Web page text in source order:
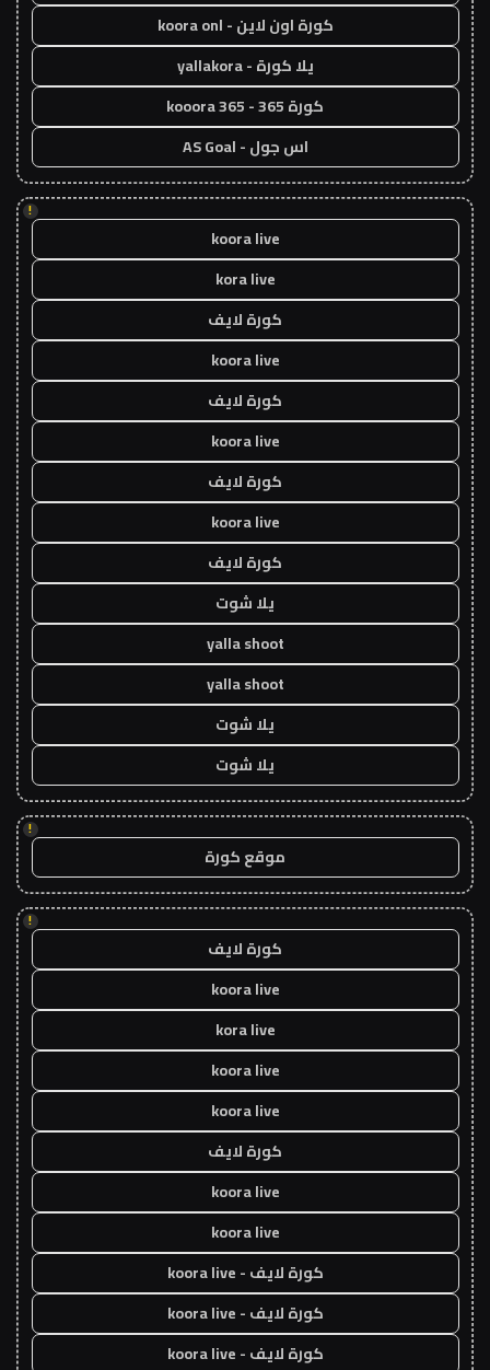
كورة اون لاين - koora onl
يلا كورة - yallakora
كورة 365 - kooora 365
اس جول - AS Goal
!
koora live
kora live
كورة لايف
koora live
كورة لايف
koora live
كورة لايف
koora live
كورة لايف
يلا شوت
yalla shoot
yalla shoot
يلا شوت
يلا شوت
!
موقع كورة
!
كورة لايف
koora live
kora live
koora live
koora live
كورة لايف
koora live
koora live
كورة لايف - koora live
كورة لايف - koora live
كورة لايف - koora live